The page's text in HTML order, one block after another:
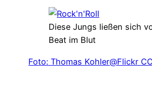
Diese Jungs ließen sich
Beat im Blut
Foto: Thomas Kohler@Flickr